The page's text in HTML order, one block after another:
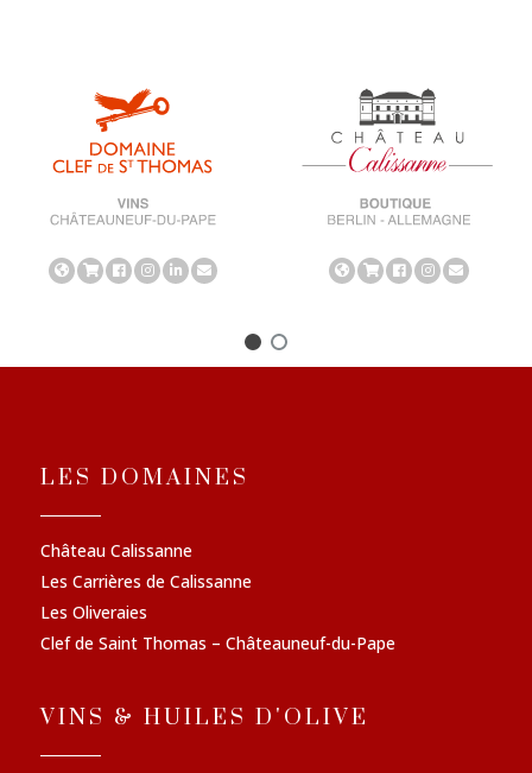
LES DOMAINES
Château Calissanne
Les Carrières de Calissanne
Les Oliveraies
Clef de Saint Thomas – Châteauneuf-du-Pape
VINS & HUILES D'OLIVE